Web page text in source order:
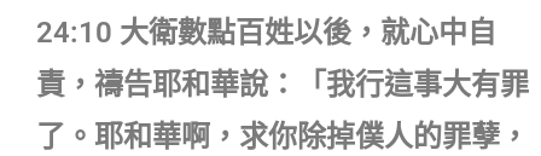
24:10 大衛數點百姓以後，就心中自
責，禱告耶和華說：「我行這事大有罪
了。耶和華啊，求你除掉僕人的罪孽，